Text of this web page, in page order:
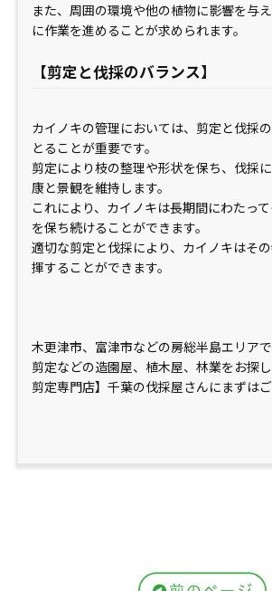
また、周囲の環境や他の植物に影響を与
に作業を進めることが求められます。
【剪定と伐採のバランス】
カイノキの管理においては、剪定と伐採
とることが重要です。
剪定により枝の整理や形状を保ち、伐採
康と景観を維持します。
これにより、カイノキは長期間にわたっ
を保ち続けることができます。
適切な剪定と伐採により、カイノキはそ
揮することができます。
木更津市、富津市などの房総半島エリア
剪定などの造園屋、植木屋、林業をお探
剪定専門店】千葉の伐採屋さんにまずは